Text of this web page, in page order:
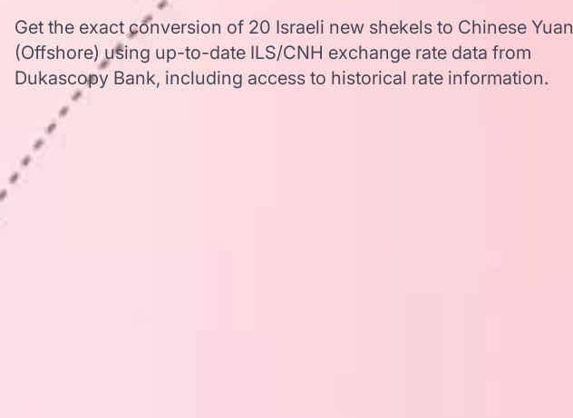
Get the exact conversion of 20 Israeli new shekels to Chinese Yuan
(Offshore) using up-to-date ILS/CNH exchange rate data from
Dukascopy Bank, including access to historical rate information.